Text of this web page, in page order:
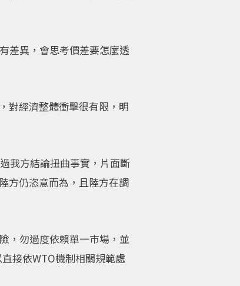
差異，會思考價差要怎麼透
對經濟整體衝擊很有限，明
我方結論扭曲事實，片面斷
方仍恣意而為，且陸方在調
，勿過度依賴單一市場，並
接依WTO機制相關規範處